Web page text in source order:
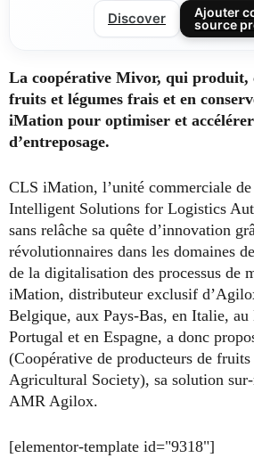
Discover
Ajouter
source
La coopérative Mivor, qui produit,
fruits et légumes frais et en
iMation pour optimiser et accélérer
d’entreposage.
CLS iMation, l’unité commerciale
Intelligent Solutions for Logistics
sans relâche sa quête d’innovation
révolutionnaires dans les domaines
de la digitalisation des processus de
iMation, distributeur exclusif
Belgique, aux Pays-Bas, en Italie,
Portugal et en Espagne, a donc
(Coopérative de producteurs de
Agricultural Society), sa solution sur-
AMR Agilox.
[elementor-template id="9318"]